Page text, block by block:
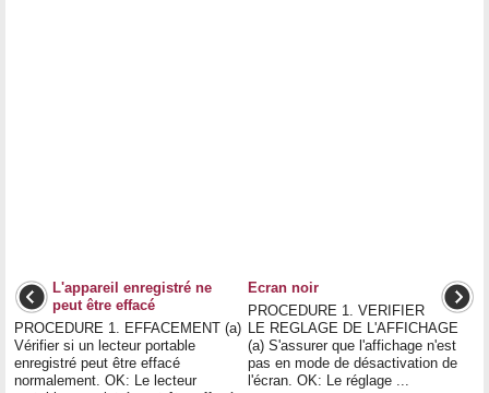
L'appareil enregistré ne
peut être effacé
PROCEDURE 1. EFFACEMENT (a)
Vérifier si un lecteur portable
enregistré peut être effacé
normalement. OK: Le lecteur
Ecran noir
PROCEDURE 1. VERIFIER
LE REGLAGE DE L'AFFICHAGE
(a) S'assurer que l'affichage n'est
pas en mode de désactivation de
l'écran. OK: Le réglage ...